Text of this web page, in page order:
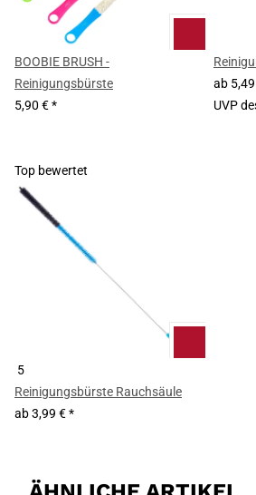
BOOBIE BRUSH -
Reinigungsbürste
5,90 €*
ab
UVP
Top bewertet
5
Reinigungsbürste Rauchsäule
ab3,99 €*